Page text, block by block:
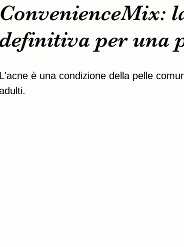
per una
è una condizione della pelle